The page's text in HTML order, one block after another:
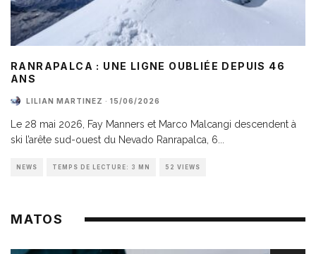
RANRAPALCA : UNE LIGNE OUBLIÉE DEPUIS 46
ANS
LILIAN MARTINEZ · 15/06/2026
Le 28 mai 2026, Fay Manners et Marco Malcangi descendent à
ski l’arête sud-ouest du Nevado Ranrapalca, 6
NEWS TEMPS DE LECTURE: 3 MN 52 VIEWS
MATOS